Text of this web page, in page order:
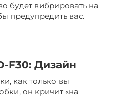
будет вибрировать на
предупредить вас.
F30: Дизайн
как только вы
он кричит «на